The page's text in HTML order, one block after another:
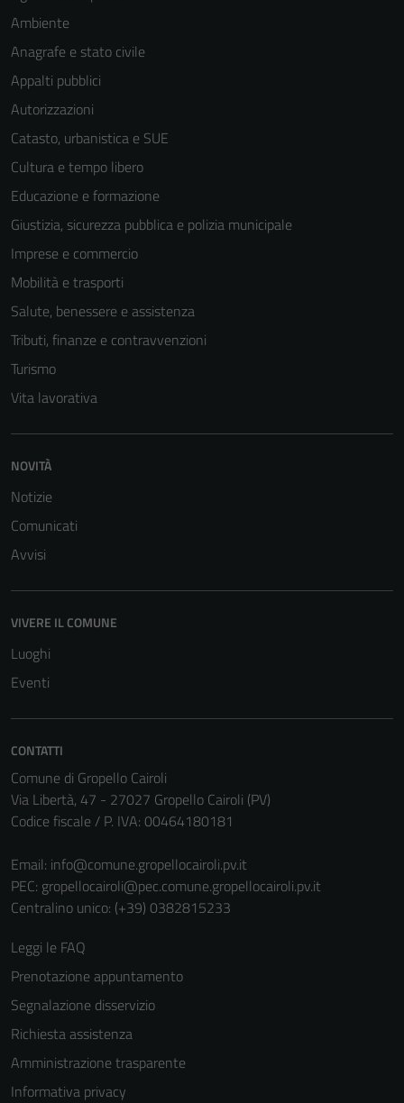
Ambiente
Anagrafe e stato civile
Appalti pubblici
Autorizzazioni
Catasto, urbanistica e SUE
Cultura e tempo libero
Educazione e formazione
Giustizia, sicurezza pubblica e polizia municipale
Imprese e commercio
Mobilità e trasporti
Salute, benessere e assistenza
Tributi, finanze e contravvenzioni
Turismo
Vita lavorativa
NOVITÀ
Notizie
Comunicati
Avvisi
VIVERE IL COMUNE
Luoghi
Eventi
CONTATTI
Comune di Gropello Cairoli
Via Libertà, 47 - 27027 Gropello Cairoli (PV)
Codice fiscale / P. IVA: 00464180181
Email: info@comune.gropellocairoli.pv.it
PEC: gropellocairoli@pec.comune.gropellocairoli.pv.it
Centralino unico: (+39) 0382815233
Leggi le FAQ
Prenotazione appuntamento
Segnalazione disservizio
Richiesta assistenza
Amministrazione trasparente
Informativa privacy